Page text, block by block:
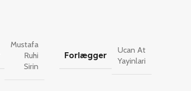
Mustafa
Ruhi
Sirin
Forlægger
Ucan At
Yayinlari